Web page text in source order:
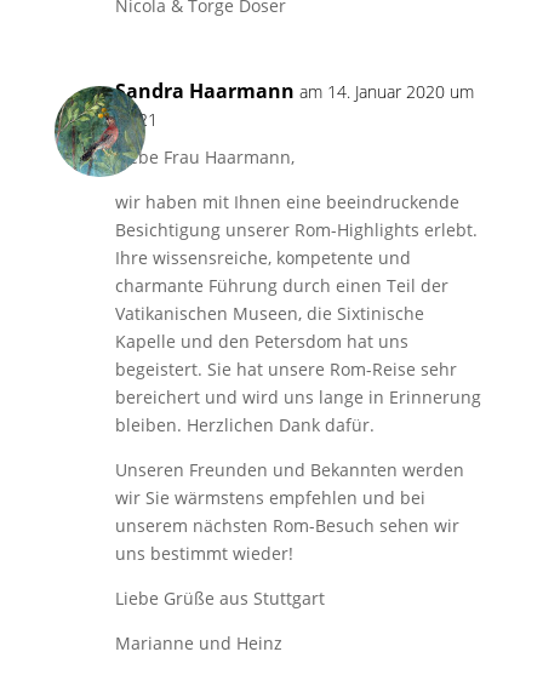
Nicola & Torge Doser
Sandra Haarmann am 14. Januar 2020 um
18:21
Liebe Frau Haarmann,
wir haben mit Ihnen eine beeindruckende
Besichtigung unserer Rom-Highlights erlebt.
Ihre wissensreiche, kompetente und
charmante Führung durch einen Teil der
Vatikanischen Museen, die Sixtinische
Kapelle und den Petersdom hat uns
begeistert. Sie hat unsere Rom-Reise sehr
bereichert und wird uns lange in Erinnerung
bleiben. Herzlichen Dank dafür.
Unseren Freunden und Bekannten werden
wir Sie wärmstens empfehlen und bei
unserem nächsten Rom-Besuch sehen wir
uns bestimmt wieder!
Liebe Grüße aus Stuttgart
Marianne und Heinz